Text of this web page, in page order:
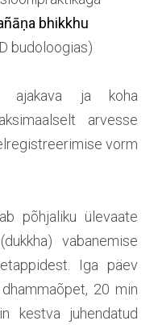
bhikkhu
budoloogias)
ajakava ja koha
arvesse
vorm
põhjaliku ülevaate
vabanemise
Iga päev
20 min
kestva juhendatud